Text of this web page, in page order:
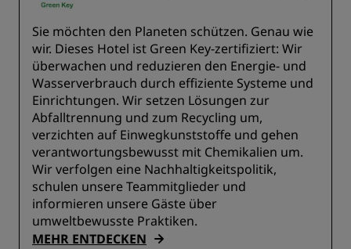
Sie möchten den Planeten schützen. Genau wie
wir. Dieses Hotel ist Green Key-zertifiziert: Wir
überwachen und reduzieren den Energie- und
Wasserverbrauch durch effiziente Systeme und
Einrichtungen. Wir setzen Lösungen zur
Abfalltrennung und zum Recycling um,
verzichten auf Einwegkunststoffe und gehen
verantwortungsbewusst mit Chemikalien um.
Wir verfolgen eine Nachhaltigkeitspolitik,
schulen unsere Teammitglieder und
informieren unsere Gäste über
umweltbewusste Praktiken.
MEHR ENTDECKEN